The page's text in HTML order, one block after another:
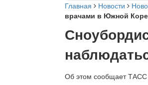
Главная Новости
врачами в Южной
Об этом сообщает